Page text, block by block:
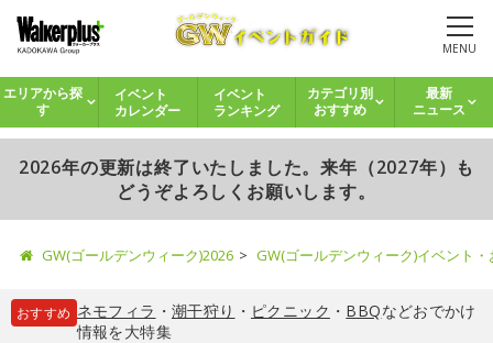
MENU
エリアから探
す
イベント
カレンダー
イベント
ランキング
カテゴリ別
おすすめ
最新
ニュース
2026年の更新は終了いたしました。来年（2027年）も
どうぞよろしくお願いします。
GW(ゴールデンウィーク)2026 GW(ゴールデンウィーク)イベント
おすすめ ネモフィラ ・ 潮干狩り ・ ピクニック ・ BBQなどおでかけ
情報を大特集